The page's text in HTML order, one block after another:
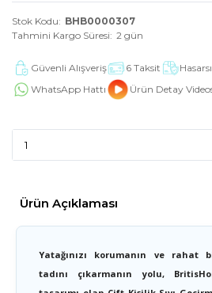
Stok Kodu
BHB0000307
Tahmini Kargo Süresi 2 gün
Güvenli Alışveriş 6 Taksit
WhatsApp Hattı
Ürün Detay
Ürün Açıklaması
Yatağınızı korumanın ve rahat
tadını çıkarmanın yolu,